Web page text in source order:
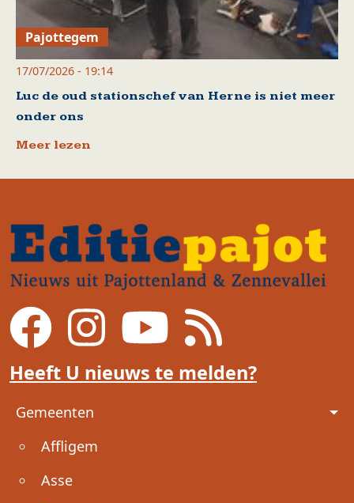
Pajottegem
17/07/2026 - 19:14
Luc de oud stationschef van Herne is niet meer
onder ons
Meer lezen
Heeft U nieuws te melden?
Voet
Gemeenten
Affligem
Asse